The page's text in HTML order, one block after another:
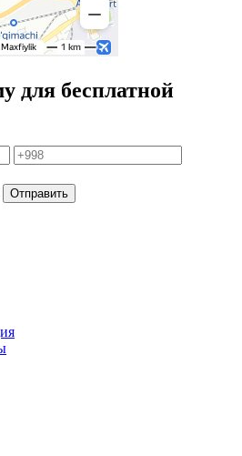
для бесплатной
Отправить